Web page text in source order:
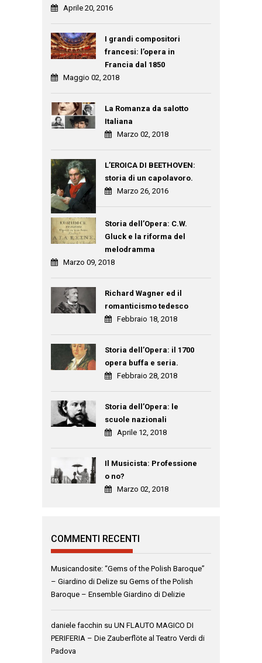
Aprile 20, 2016
I grandi compositori
francesi: l’opera in
Francia dal 1850
Maggio 02, 2018
La Romanza da salotto
Italiana
Marzo 02, 2018
L’EROICA DI BEETHOVEN:
storia di un capolavoro.
Marzo 26, 2016
Storia dell’Opera: C.W.
Gluck e la riforma del
melodramma
Marzo 09, 2018
Richard Wagner ed il
romanticismo tedesco
Febbraio 18, 2018
Storia dell’Opera: il 1700
opera buffa e seria.
Febbraio 28, 2018
Storia dell’Opera: le
scuole nazionali
Aprile 12, 2018
Il Musicista: Professione
o no?
Marzo 02, 2018
COMMENTI RECENTI
Musicandosite: “Gems of the Polish Baroque”
– Giardino di Delize su Gems of the Polish
Baroque – Ensemble Giardino di Delizie
daniele facchin su UN FLAUTO MAGICO DI
PERIFERIA – Die Zauberflöte al Teatro Verdi di
Padova